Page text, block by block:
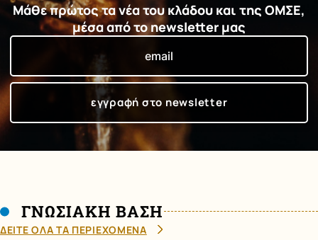
Μάθε πρώτος τα νέα του κλάδου και της ΟΜΣΕ,
μέσα από το newsletter μας
ΓΝΩΣΙΑΚΗ ΒΑΣΗ
ΔΕΙΤΕ ΟΛΑ ΤΑ ΠΕΡΙΕΧΟΜΕΝΑ